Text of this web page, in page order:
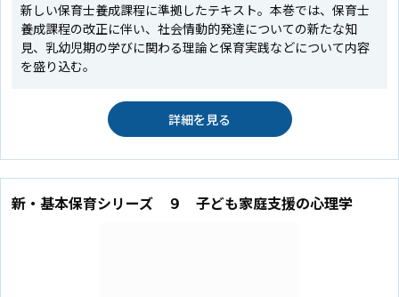
新しい保育士養成課程に準拠したテキスト。本巻では、保育士
養成課程の改正に伴い、社会情動的発達についての新たな知
見、乳幼児期の学びに関わる理論と保育実践などについて内容
を盛り込む。
詳細を見る
新・基本保育シリーズ ９ 子ども家庭支援の心理学